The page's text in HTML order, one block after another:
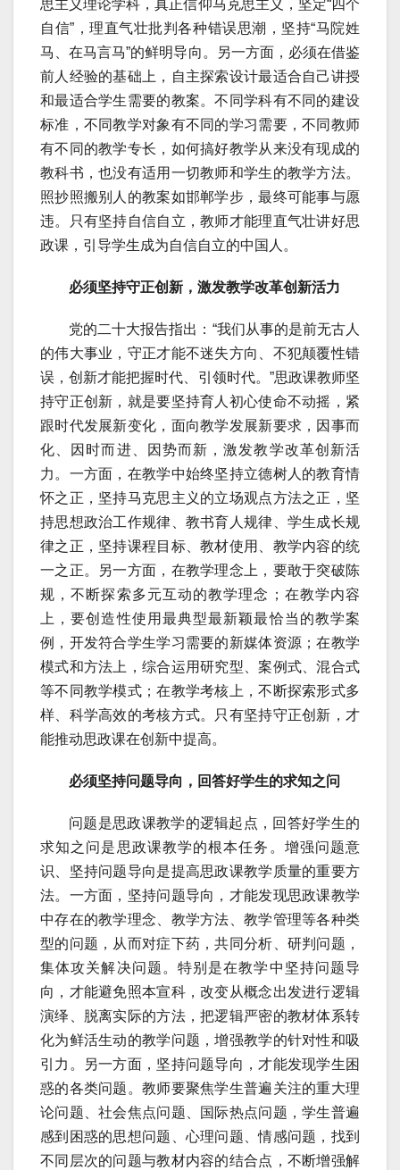
思主义理论学科，真正信仰马克思主义，坚定“四个
自信”，理直气壮批判各种错误思潮，坚持“马院姓
马、在马言马”的鲜明导向。另一方面，必须在借鉴
前人经验的基础上，自主探索设计最适合自己讲授
和最适合学生需要的教案。不同学科有不同的建设
标准，不同教学对象有不同的学习需要，不同教师
有不同的教学专长，如何搞好教学从来没有现成的
教科书，也没有适用一切教师和学生的教学方法。
照抄照搬别人的教案如邯郸学步，最终可能事与愿
违。只有坚持自信自立，教师才能理直气壮讲好思
政课，引导学生成为自信自立的中国人。
必须坚持守正创新，激发教学改革创新活力
党的二十大报告指出：“我们从事的是前无古人
的伟大事业，守正才能不迷失方向、不犯颠覆性错
误，创新才能把握时代、引领时代。”思政课教师坚
持守正创新，就是要坚持育人初心使命不动摇，紧
跟时代发展新变化，面向教学发展新要求，因事而
化、因时而进、因势而新，激发教学改革创新活
力。一方面，在教学中始终坚持立德树人的教育情
怀之正，坚持马克思主义的立场观点方法之正，坚
持思想政治工作规律、教书育人规律、学生成长规
律之正，坚持课程目标、教材使用、教学内容的统
一之正。另一方面，在教学理念上，要敢于突破陈
规，不断探索多元互动的教学理念；在教学内容
上，要创造性使用最典型最新颖最恰当的教学案
例，开发符合学生学习需要的新媒体资源；在教学
模式和方法上，综合运用研究型、案例式、混合式
等不同教学模式；在教学考核上，不断探索形式多
样、科学高效的考核方式。只有坚持守正创新，才
能推动思政课在创新中提高。
必须坚持问题导向，回答好学生的求知之问
问题是思政课教学的逻辑起点，回答好学生的
求知之问是思政课教学的根本任务。增强问题意
识、坚持问题导向是提高思政课教学质量的重要方
法。一方面，坚持问题导向，才能发现思政课教学
中存在的教学理念、教学方法、教学管理等各种类
型的问题，从而对症下药，共同分析、研判问题，
集体攻关解决问题。特别是在教学中坚持问题导
向，才能避免照本宣科，改变从概念出发进行逻辑
演绎、脱离实际的方法，把逻辑严密的教材体系转
化为鲜活生动的教学问题，增强教学的针对性和吸
引力。另一方面，坚持问题导向，才能发现学生困
惑的各类问题。教师要聚焦学生普遍关注的重大理
论问题、社会焦点问题、国际热点问题，学生普遍
感到困惑的思想问题、心理问题、情感问题，找到
不同层次的问题与教材内容的结合点，不断增强解